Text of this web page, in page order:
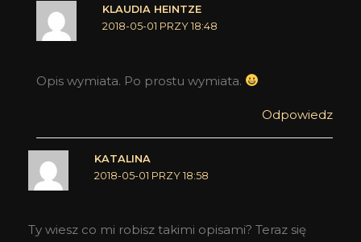
KLAUDIA HEINTZE
2018-05-01 PRZY 18:48
Opis wymiata. Po prostu wymiata.
Odpowiedz
KATALINA
2018-05-01 PRZY 18:58
Ty wiesz co mi robisz takimi opisami? Teraz się